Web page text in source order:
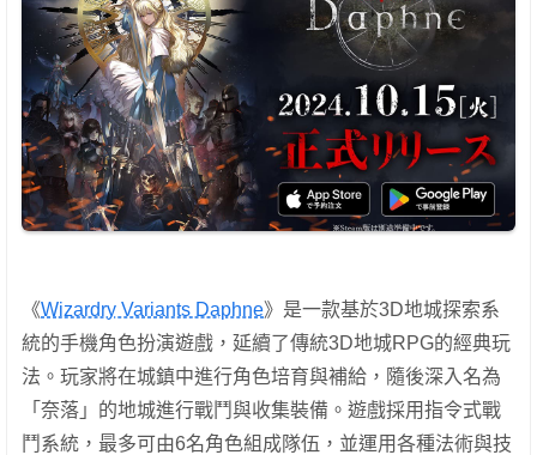
《Wizardry Variants Daphne》是一款基於3D地城探索系
統的手機角色扮演遊戲，延續了傳統3D地城RPG的經典玩
法。玩家將在城鎮中進行角色培育與補給，隨後深入名為
「奈落」的地城進行戰鬥與收集裝備。遊戲採用指令式戰
鬥系統，最多可由6名角色組成隊伍，並運用各種法術與技